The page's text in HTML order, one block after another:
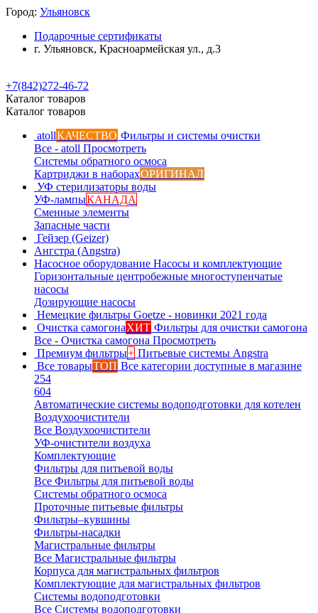
Город: Ульяновск
Подарочные сертификаты
г. Ульяновск, Красноармейская ул., д.3
+7(842)272-46-72
Каталог товаров
Каталог товаров
atollКАЧЕСТВО Фильтры и системы очистки
Все - atoll Просмотреть
Системы обратного осмоса
Картриджи в наборахОРИГИНАЛ
УФ стерилизаторы воды
УФ-лампыКАНАДА
Сменные элементы
Запасные части
Гейзер (Geizer)
Ангстра (Angstra)
Насосное оборудование Насосы и комплектующие
Горизонтальные центробежные многоступенчатые
насосы
Дозирующие насосы
Немецкие фильтры Goetze - новинки 2021 года
Очистка самогонаХИТ Фильтры для очистки самогона
Все - Очистка самогона Просмотреть
Премиум фильтры+ Питьевые системы Angstra
Все товарыТОП Все категории доступные в магазине
254
604
Автоматические системы водоподготовки для котелен
Воздухоочистители
Все Воздухоочистители
УФ-очистители воздуха
Комплектующие
Фильтры для питьевой воды
Все Фильтры для питьевой воды
Системы обратного осмоса
Проточные питьевые фильтры
Фильтры–кувшины
Фильтры-насадки
Магистральные фильтры
Все Магистральные фильтры
Корпуса для магистральных фильтров
Комплектующие для магистральных фильтров
Системы водоподготовки
Все Системы водоподготовки